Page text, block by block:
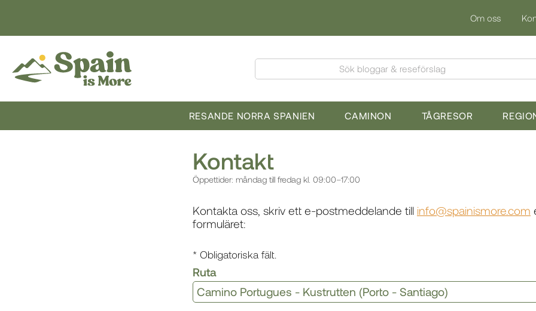
Om oss
Sök bloggar & reseförslag
RESANDE NORRA SPANIEN CAMINON TÅGRESOR
Kontakt
Öppettider: måndag till fredag kl. 09:00–17:00
Kontakta oss, skriv ett e-postmeddelande till info@spainismore.com
formuläret:
* Obligatoriska fält.
Ruta